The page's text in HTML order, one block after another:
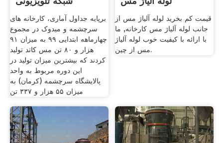
برپایه جداول آماری، کارخانه های
سرچشمه و میدوک در مجموع
چهارماهه ابتدایی ۹۹ به میزان ۹۱
هزار و ۸۰ تن مس کاتد تولید
کردند که بیشترین میزان تولید در
این دوره مربوط به واحد
پالایشگاه سرچشمه (کرمان) به
میزان ۵۵ هزار و ۳۳۷ تن
قیمت کم بخرید لوله آلیاژ مس از
جانب لوله آلیاژ مس کارخانه, ما
با ارائه با کیفیت خوب لوله آلیاژ
مس از چین.